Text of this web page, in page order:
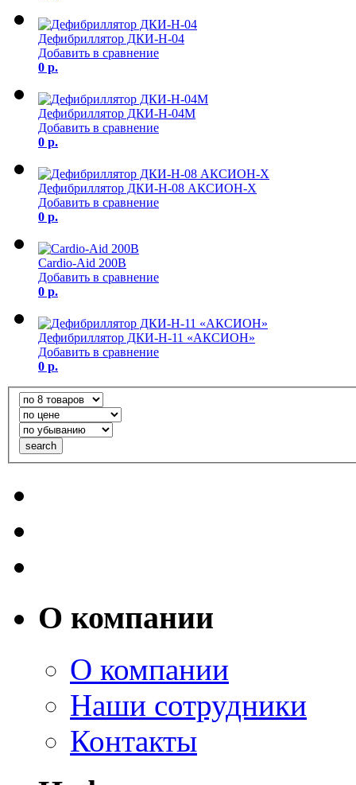
Дефибриллятор ДКИ-Н-04
Добавить в сравнение
0 р.
Дефибриллятор ДКИ-Н-04М
Добавить в сравнение
0 р.
Дефибриллятор ДКИ-Н-08 АКСИОН-Х
Добавить в сравнение
0 р.
Cardio-Aid 200B
Добавить в сравнение
0 р.
Дефибриллятор ДКИ-Н-11 «АКСИОН»
Добавить в сравнение
0 р.
О компании
О компании
Наши сотрудники
Контакты